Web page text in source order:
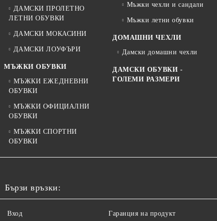
ДАМСКИ ПРОЛЕТНО
ЛЕТНИ ОБУВКИ
ДАМСКИ МОКАСИНИ
ДАМСКИ ЛОУФЪРИ
МЪЖКИ ОБУВКИ
МЪЖКИ ЕЖЕДНЕВНИ
ОБУВКИ
МЪЖКИ ОФИЦИАЛНИ
ОБУВКИ
МЪЖКИ СПОРТНИ
ОБУВКИ
Мъжки чехли и сандали
Мъжки летни обувки
ДОМАШНИ ЧЕХЛИ
Дамски домашни чехли
ДАМСКИ ОБУВКИ -
ГОЛЕМИ РАЗМЕРИ
Бързи връзки:
Вход Гаранция на продукт